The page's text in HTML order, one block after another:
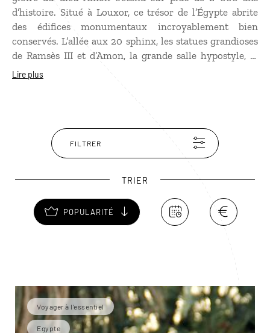
d’histoire. Situé à Louxor, ce trésor de l’Égypte abrite
des édifices monumentaux incroyablement bien
conservés. L’allée aux 20 sphinx, les statues grandioses
de Ramsès III et d’Amon, la grande salle hypostyle, la
grande cour, les temples d’Aménophis II et d’Akhenaton,
Lire plus
FILTRER
TRIER
POPULARITÉ
Voyager à l’essentiel
Egypte